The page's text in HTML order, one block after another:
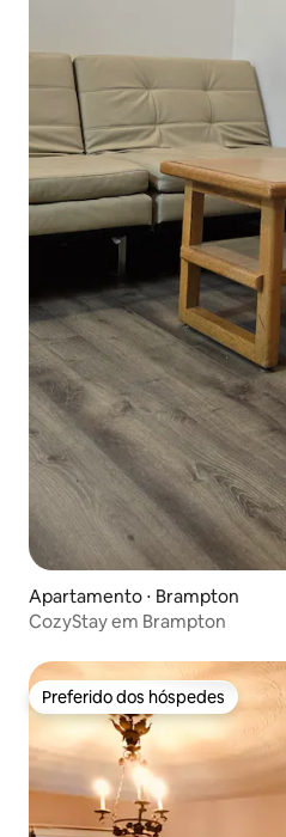
Apartamento ⋅ Brampton
CozyStay em Brampton
Preferido dos hóspedes
Preferido dos hóspedes